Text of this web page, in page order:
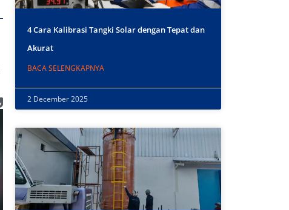
4 Cara Kalibrasi Tangki Solar dengan Tepat dan
Akurat
BACA SELENGKAPNYA
2 December 2025